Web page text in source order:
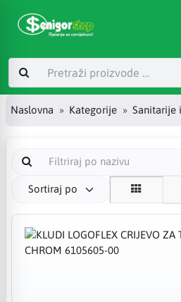
Naslovna Kategorije Sanitarije
Sortiraj po